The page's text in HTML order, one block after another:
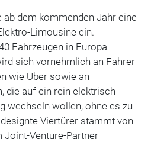
dem kommenden Jahr eine
Limousine ein.
Fahrzeugen in Europa
sich vornehmlich an Fahrer
wie Uber sowie an
die auf ein rein elektrisch
wechseln wollen, ohne es zu
Viertürer stammt von
Joint-Venture-Partner